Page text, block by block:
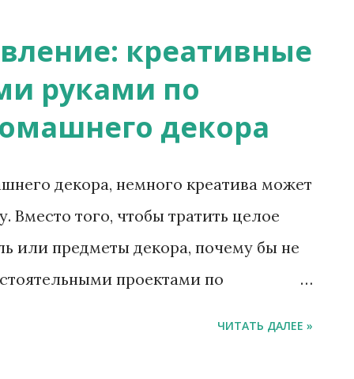
образа 1.1 Превращение
предметы Деревянные
как промышленные отходы, можно
уникальные журнальные столики,
Апсайклинг деревянных
деревенского очарования
но и снизит потребность в новой
креативные
руками по
декора
декора, немного креатива может
того, чтобы тратить целое
или предметы декора, почему бы не
проектами по
ЧИТАТЬ ДАЛЕЕ »